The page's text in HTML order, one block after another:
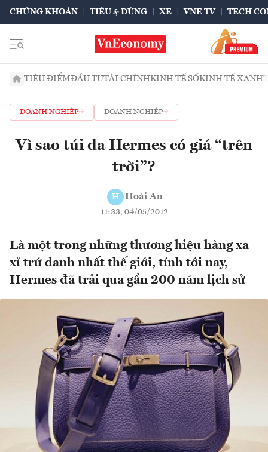
CHỨNG KHOÁN TIÊU & DÙNG XE VNE TV TECH
TIÊU ĐIỂMĐẦU TƯTÀI CHÍNHKINH TẾ SỐKINH TẾ XANH
DOANH NGHIỆP DOANH NGHIỆP
Vì sao túi da Hermes có giá “trên
trời”?
H Hoài An
11:33, 04/05/2012
Là một trong những thương hiệu hàng xa
xỉ trứ danh nhất thế giới, tính tới nay,
Hermes đã trải qua gần 200 năm lịch sử